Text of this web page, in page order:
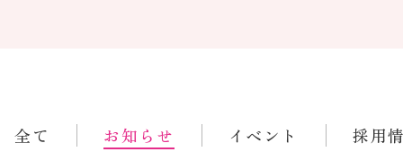
全て お知らせ イベント 採用